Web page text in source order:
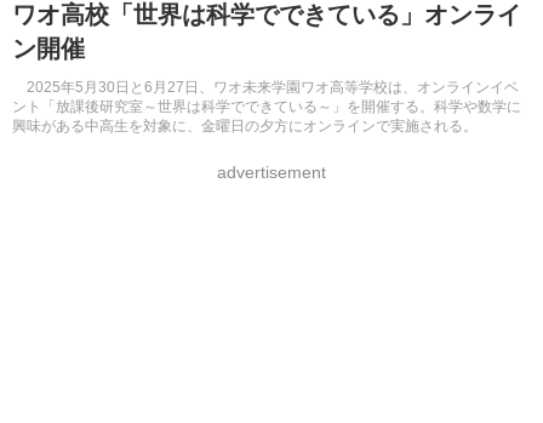
8月開催イベント・WS 全国公立高校 過去問 人気記事
自由研究教材（小学生向け）
ワオ高校「世界は科学でできている」オンライ
ン開催
2025年5月30日と6月27日、ワオ未来学園ワオ高等学校は、オンラインイベ
ント「放課後研究室～世界は科学でできている～」を開催する。科学や数学に
興味がある中高生を対象に、金曜日の夕方にオンラインで実施される。
advertisement